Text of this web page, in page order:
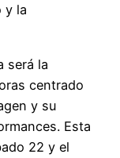
y la
será la
centrado
y su
Esta
22 y el